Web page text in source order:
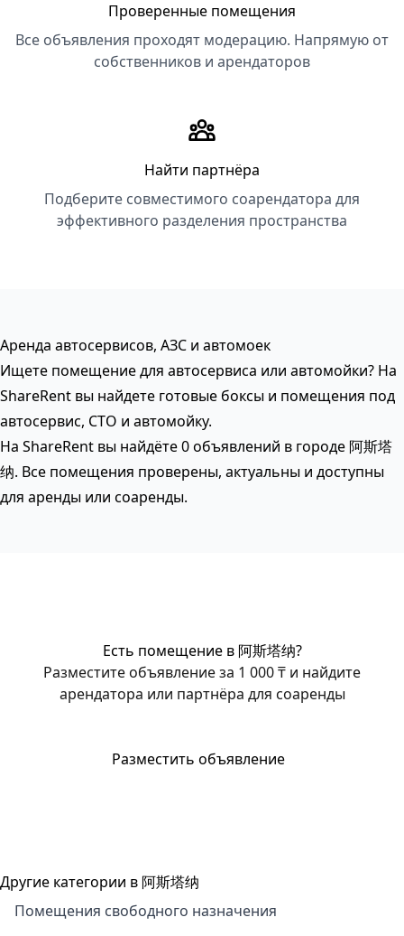
Проверенные помещения
Все объявления проходят модерацию. Напрямую от
собственников и арендаторов
Найти партнёра
Подберите совместимого соарендатора для
эффективного разделения пространства
Аренда автосервисов, АЗС и автомоек
Ищете помещение для автосервиса или автомойки? На
ShareRent вы найдете готовые боксы и помещения под
автосервис, СТО и автомойку.
На ShareRent вы найдёте 0 объявлений в городе 阿斯塔
纳. Все помещения проверены, актуальны и доступны
для аренды или соаренды.
Есть помещение в 阿斯塔纳?
Разместите объявление за 1 000 ₸ и найдите
арендатора или партнёра для соаренды
Разместить объявление
Другие категории в 阿斯塔纳
Помещения свободного назначения